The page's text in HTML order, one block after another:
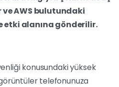
AWS bulutundaki
etki alanına gönderilir.
konusundaki yüksek
telefonunuza